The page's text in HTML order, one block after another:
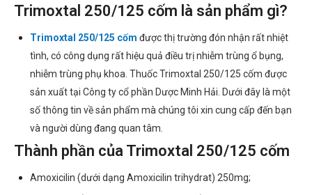
Trimoxtal 250/125 cốm là sản phẩm gì?
Trimoxtal 250/125 cốm được thị trường đón nhận rất nhiệt
tình, có công dụng rất hiệu quả điều trị nhiễm trùng ổ bụng,
nhiễm trùng phụ khoa. Thuốc Trimoxtal 250/125 cốm được
sản xuất tại Công ty cổ phần Dược Minh Hải. Dưới đây là một
số thông tin về sản phẩm mà chúng tôi xin cung cấp đến bạn
và người dùng đang quan tâm.
Thành phần của Trimoxtal 250/125 cốm
Amoxicilin (dưới dạng Amoxicilin trihydrat) 250mg;